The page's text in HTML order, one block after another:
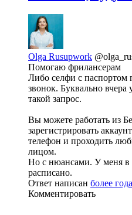
Olga Rusupwork
Помогаю фрилансерам
Либо селфи с паспортом
звонок. Буквально вчера
такой запрос.
Вы можете работать из
зарегистрировать
телефон и проходить
лицом.
Но с нюансами. У меня в
расписано.
Ответ написан более
Комментировать